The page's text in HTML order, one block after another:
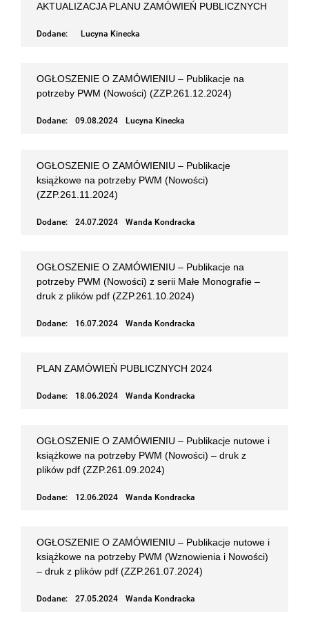
AKTUALIZACJA PLANU ZAMÓWIEŃ PUBLICZNYCH
Dodane: Lucyna Kinecka
OGŁOSZENIE O ZAMÓWIENIU – Publikacje na
potrzeby PWM (Nowości) (ZZP.261.12.2024)
Dodane: 09.08.2024 Lucyna Kinecka
OGŁOSZENIE O ZAMÓWIENIU – Publikacje
książkowe na potrzeby PWM (Nowości)
(ZZP.261.11.2024)
Dodane: 24.07.2024 Wanda Kondracka
OGŁOSZENIE O ZAMÓWIENIU – Publikacje na
potrzeby PWM (Nowości) z serii Małe Monografie –
druk z plików pdf (ZZP.261.10.2024)
Dodane: 16.07.2024 Wanda Kondracka
PLAN ZAMÓWIEŃ PUBLICZNYCH 2024
Dodane: 18.06.2024 Wanda Kondracka
OGŁOSZENIE O ZAMÓWIENIU – Publikacje nutowe i
książkowe na potrzeby PWM (Nowości) – druk z
plików pdf (ZZP.261.09.2024)
Dodane: 12.06.2024 Wanda Kondracka
OGŁOSZENIE O ZAMÓWIENIU – Publikacje nutowe i
książkowe na potrzeby PWM (Wznowienia i Nowości)
– druk z plików pdf (ZZP.261.07.2024)
Dodane: 27.05.2024 Wanda Kondracka